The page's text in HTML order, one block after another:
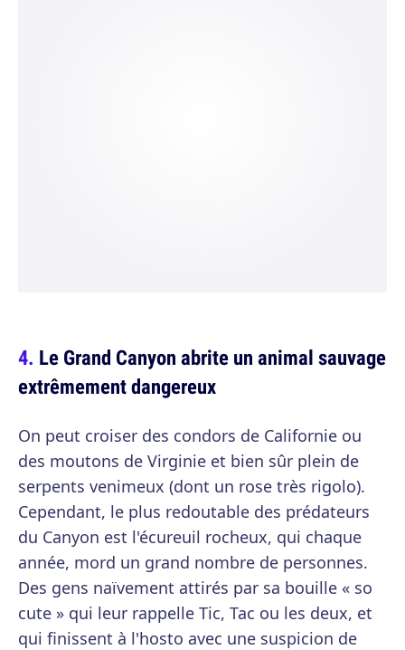
Le Grand Canyon abrite un animal sauvage
extrêmement dangereux
On peut croiser des condors de Californie ou
des moutons de Virginie et bien sûr plein de
serpents venimeux (dont un rose très rigolo).
Cependant, le plus redoutable des prédateurs
du Canyon est l'écureuil rocheux, qui chaque
année, mord un grand nombre de personnes.
Des gens naïvement attirés par sa bouille « so
cute » qui leur rappelle Tic, Tac ou les deux, et
qui finissent à l'hosto avec une suspicion de